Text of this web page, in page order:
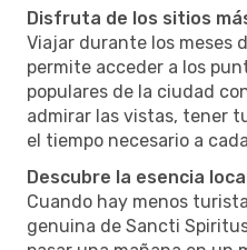
Disfruta de los sitios
Viajar durante los meses
permite acceder a los
populares de la ciudad
admirar las vistas, tener
el tiempo necesario a
Descubre la esencia
Cuando hay menos
genuina de Sancti